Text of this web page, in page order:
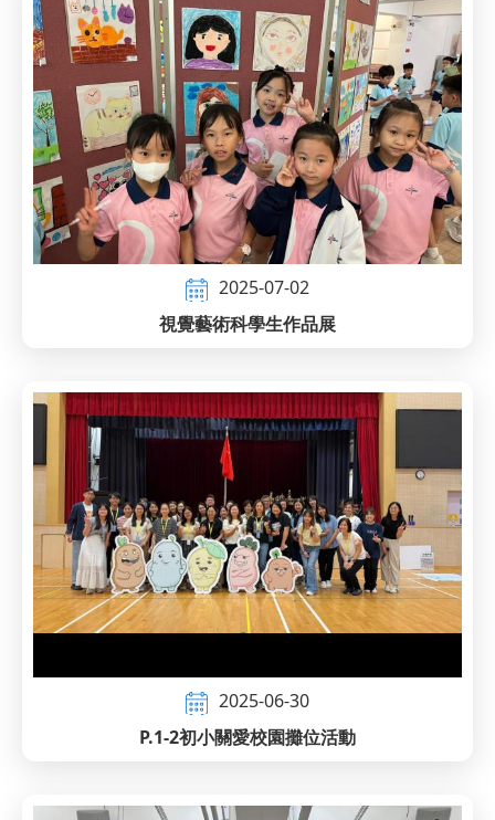
2025-07-02
視覺藝術科學生作品展
2025-06-30
P.1-2初小關愛校園攤位活動